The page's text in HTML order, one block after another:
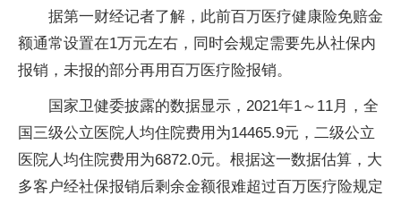
据第一财经记者了解，此前百万医疗健康险免赔金
额通常设置在1万元左右，同时会规定需要先从社保内
报销，未报的部分再用百万医疗险报销。
国家卫健委披露的数据显示，2021年1～11月，全
国三级公立医院人均住院费用为14465.9元，二级公立
医院人均住院费用为6872.0元。根据这一数据估算，大
多客户经社保报销后剩余金额很难超过百万医疗险规定